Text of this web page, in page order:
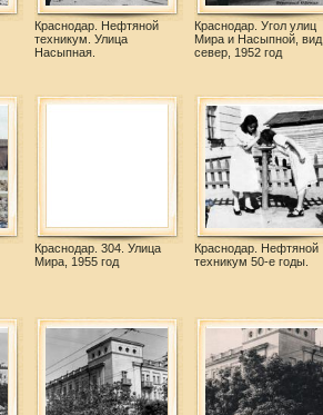
Краснодар. Нефтяной
техникум. Улица
Насыпная.
Краснодар. Угол улиц
Мира и Насыпной, вид
север, 1952 год
Краснодар. 304. Улица
Мира, 1955 год
Краснодар. Нефтяной
техникум 50-е годы.